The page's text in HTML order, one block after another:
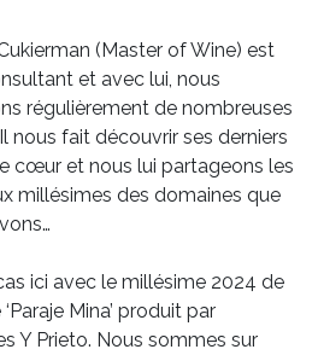
(Master of Wine) est
et avec lui, nous
régulièrement de nombreuses
nous fait découvrir ses derniers
cœur et nous lui partageons les
millésimes des domaines que
ici avec le millésime 2024 de
Mina’ produit par
Y Prieto. Nous sommes sur